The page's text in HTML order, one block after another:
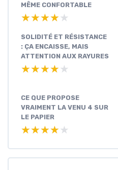
MÊME CONFORTABLE
★★★★★
★★★★★
SOLIDITÉ ET RÉSISTANCE
: ÇA ENCAISSE, MAIS
ATTENTION AUX RAYURES
★★★★★
★★★★★
CE QUE PROPOSE
VRAIMENT LA VENU 4 SUR
LE PAPIER
★★★★★
★★★★★